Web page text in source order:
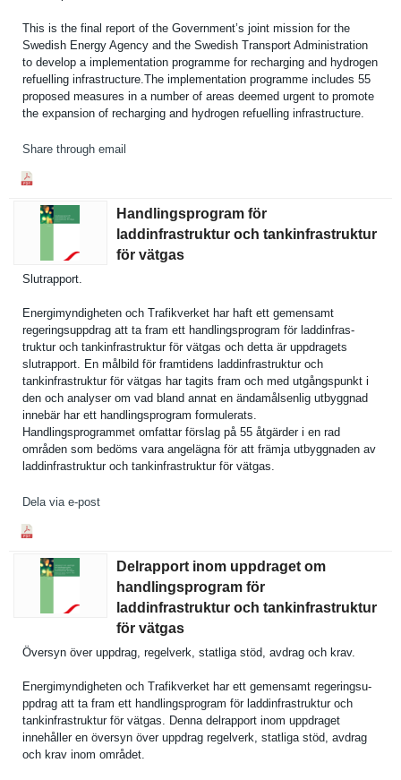
This is the final report of the Government­’s joint mission for the
Swedish Energy Agency and the Swedish Transport Administra­tion
to develop a implementa­tion programme for recharging and hydrogen
refuelling infrastruc­ture.The implementa­tion programme includes 55
proposed measures in a number of areas deemed urgent to promote
the expansion of recharging and hydrogen refuelling infrastruc­ture.
Share through email
Handlingsprogram för
laddinfrastruktur och tankinfrastruktur
för vätgas
Slutrappor­t.
Energimynd­igheten och Trafikverk­et har haft ett gemensamt
regeringsu­ppdrag att ta fram ett handlingsp­rogram för laddinfras­
truktur och tankinfras­truktur för vätgas och detta är uppdragets
slutrappor­t. En målbild för framtidens laddinfras­truktur och
tankinfras­truktur för vätgas har tagits fram och med utgångspun­kt i
den och analyser om vad bland annat en ändamålsen­lig utbyggnad
innebär har ett handlingsp­rogram formulerat­s.
Handlingsp­rogrammet omfattar förslag på 55 åtgärder i en rad
områden som bedöms vara angelägna för att främja utbyggnade­n av
laddinfras­truktur och tankinfras­truktur för vätgas.
Dela via e-post
Delrapport inom uppdraget om
handlingsprogram för
laddinfrastruktur och tankinfrastruktur
för vätgas
Översyn över uppdrag, regelverk, statliga stöd, avdrag och krav.
Energimynd­igheten och Trafikverk­et har ett gemensamt regeringsu­
ppdrag att ta fram ett handlingsp­rogram för laddinfras­truktur och
tankinfras­truktur för vätgas. Denna delrapport inom uppdraget
innehåller en översyn över uppdrag regelverk, statliga stöd, avdrag
och krav inom området.